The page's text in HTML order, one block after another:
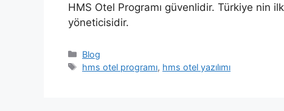
HMS Otel Programı güvenlidir. Türkiye nin
yöneticisidir.
Blog
hms otel programı, hms otel yazılımı